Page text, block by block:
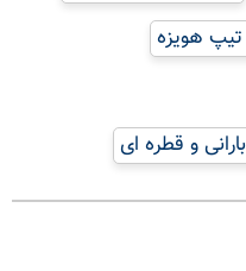
هویزه
و قطره ای